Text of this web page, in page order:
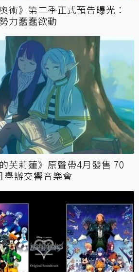
術》第二季正式預告曝光：
力蠢蠢欲動
芙莉蓮》原聲帶4月發售 70
舉辦交響音樂會